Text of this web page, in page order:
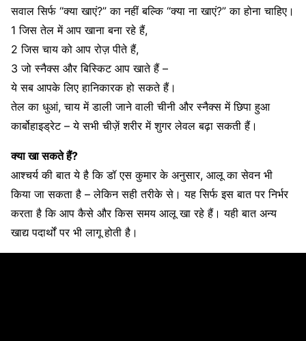
सवाल सिर्फ “क्या खाएं?” का नहीं बल्कि “क्या ना खाएं?” का होना चाहिए।
1 जिस तेल में आप खाना बना रहे हैं,
2 जिस चाय को आप रोज़ पीते हैं,
3 जो स्नैक्स और बिस्किट आप खाते हैं –
ये सब आपके लिए हानिकारक हो सकते हैं।
तेल का धुआं, चाय में डाली जाने वाली चीनी और स्नैक्स में छिपा हुआ
कार्बोहाइड्रेट – ये सभी चीज़ें शरीर में शुगर लेवल बढ़ा सकती हैं।
क्या खा सकते हैं?
आश्चर्य की बात ये है कि डॉ एस कुमार के अनुसार, आलू का सेवन भी
किया जा सकता है – लेकिन सही तरीके से। यह सिर्फ इस बात पर निर्भर
करता है कि आप कैसे और किस समय आलू खा रहे हैं। यही बात अन्य
खाद्य पदार्थों पर भी लागू होती है।